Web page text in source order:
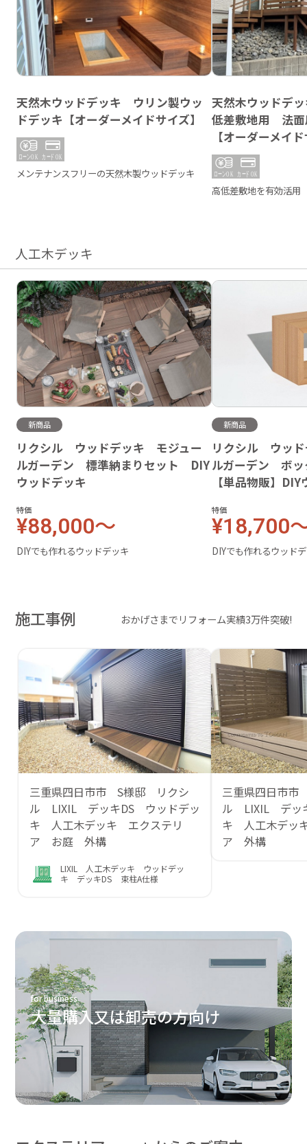
天然木ウッドデッキ ウリン製ウッ
ドデッキ【オーダーメイドサイズ】
メンテナンスフリーの天然木製ウッドデッキ
天然木ウッドデ
低差敷地用 法面
【オーダーメイ
高低差敷地を有効活用
人工木デッキ
新商品
リクシル ウッドデッキ モジュー
ルガーデン 標準納まりセット DIY
ウッドデッキ
特価
¥88,000～
DIYでも作れるウッドデッキ
新商品
リクシル ウッ
ルガーデン ボ
【単品物販】
特価
¥18,700
DIYでも作れるウッド
施工事例 おかげさまでリフォーム実績3万件突破!
三重県四日市市 S様邸 リクシ
ル LIXIL デッキDS ウッドデッ
キ 人工木デッキ エクステリ
ア お庭 外構
LIXIL 人工木デッキ ウッドデッ
キ デッキDS 束柱A仕様
三重県四日市
ル LIXIL デッ
キ 人工木デッ
ア 外構
for business
大量購入又は卸売の方向け